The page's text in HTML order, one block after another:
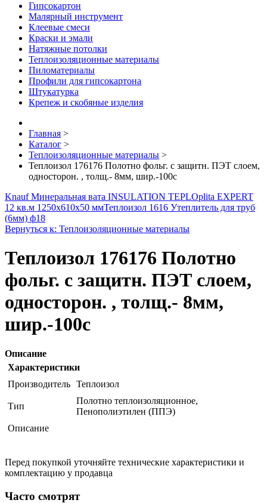
Гипсокартон
Малярный инструмент
Клеевые смеси
Краски и эмали
Натяжные потолки
Теплоизоляционные материалы
Пиломатериалы
Профили для гипсокартона
Штукатурка
Крепеж и скобяные изделия
Главная >
Каталог >
Теплоизоляционные материалы >
Теплоизол 176176 Полотно фольг. с защитн. ПЭТ слоем,
односторон. , толщ.- 8мм, шир.-100с
Knauf Минеральная вата INSULATION TEPLOplita EXPERT
12 кв.м 1250x610x50 ммТеплоизол 1616 Утеплитель для труб
(6мм) ф18
Вернуться к: Теплоизоляционные материалы
Теплоизол 176176 Полотно
фольг. с защитн. ПЭТ слоем,
односторон. , толщ.- 8мм,
шир.-100с
Описание
Характеристики
Производитель Теплоизол
Тип
Полотно теплоизоляционное,
Пенополиэтилен (ППЭ)
Описание
Перед покупкой уточняйте технические характеристики и
комплектацию у продавца
Часто смотрят